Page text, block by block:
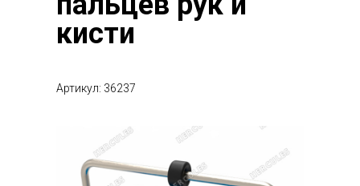
кисти
Артикул: 36237